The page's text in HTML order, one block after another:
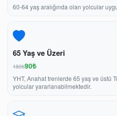
60-64 yaş aralığında olan yolcular
65 Yaş ve Üzeri
180₺90₺
YHT, Anahat trenlerde 65 yaş ve üstü
yolcular yararlanabilmektedir.